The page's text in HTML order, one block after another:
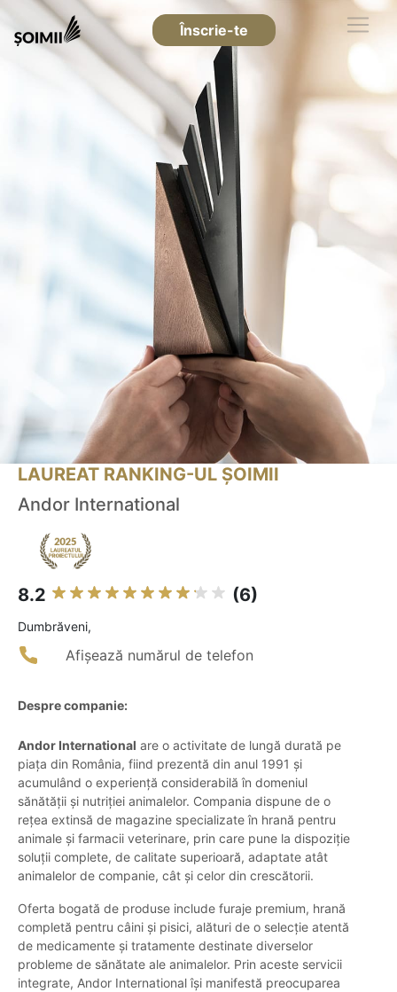
Înscrie-te
LAUREAT RANKING-UL ȘOIMII
Andor International
8.2 (6)
Dumbrăveni,
Afișează numărul de telefon
Despre companie:
Andor International are o activitate de lungă durată pe
piața din România, fiind prezentă din anul 1991 și
acumulând o experiență considerabilă în domeniul
sănătății și nutriției animalelor. Compania dispune de o
rețea extinsă de magazine specializate în hrană pentru
animale și farmacii veterinare, prin care pune la dispoziție
soluții complete, de calitate superioară, adaptate atât
animalelor de companie, cât și celor din crescătorii.
Oferta bogată de produse include furaje premium, hrană
completă pentru câini și pisici, alături de o selecție atentă
de medicamente și tratamente destinate diverselor
probleme de sănătate ale animalelor. Prin aceste servicii
integrate, Andor International își manifestă preocuparea